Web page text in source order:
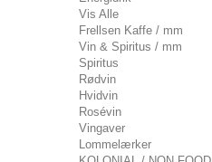
Vis Alle
Frellsen Kaffe / mm
Vin & Spiritus / mm
Spiritus
Rødvin
Hvidvin
Rosévin
Vingaver
Lommelærker